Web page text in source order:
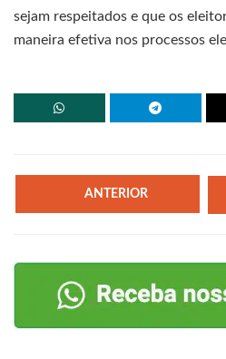
sejam respeitados e que os
maneira efetiva nos processos
ANTERIOR